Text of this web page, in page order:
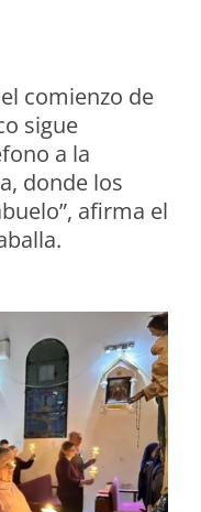
comienzo de
sigue
a la
donde los
afirma el